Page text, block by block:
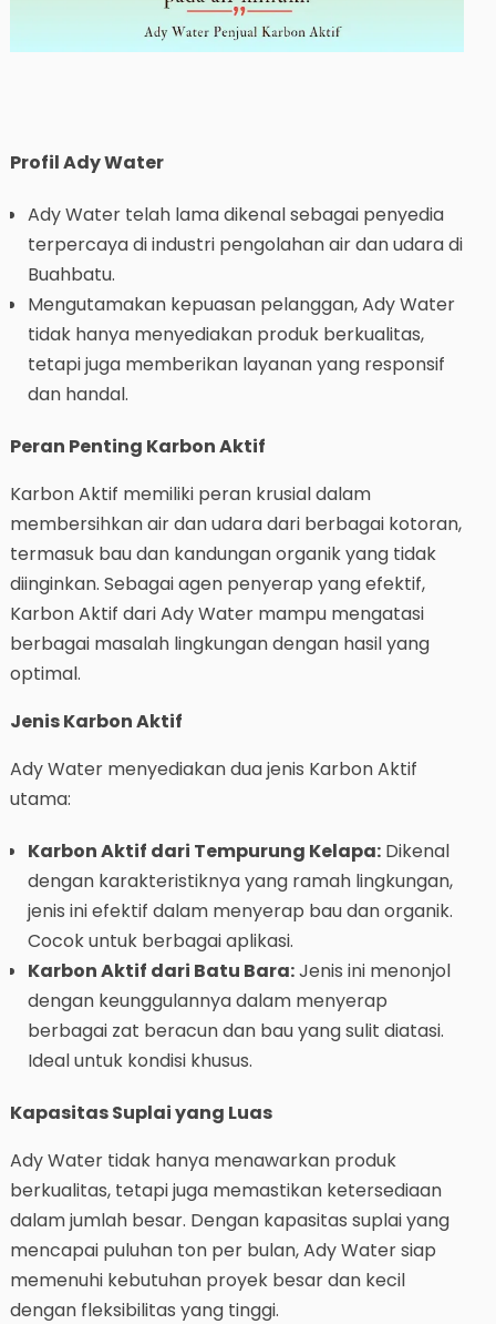
Profil Ady Water
Ady Water telah lama dikenal sebagai penyedia
terpercaya di industri pengolahan air dan udara di
Buahbatu.
Mengutamakan kepuasan pelanggan, Ady Water
tidak hanya menyediakan produk berkualitas,
tetapi juga memberikan layanan yang responsif
dan handal.
Peran Penting Karbon Aktif
Karbon Aktif memiliki peran krusial dalam
membersihkan air dan udara dari berbagai kotoran,
termasuk bau dan kandungan organik yang tidak
diinginkan. Sebagai agen penyerap yang efektif,
Karbon Aktif dari Ady Water mampu mengatasi
berbagai masalah lingkungan dengan hasil yang
optimal.
Jenis Karbon Aktif
Ady Water menyediakan dua jenis Karbon Aktif
utama:
Karbon Aktif dari Tempurung Kelapa:Dikenal
dengan karakteristiknya yang ramah lingkungan,
jenis ini efektif dalam menyerap bau dan organik.
Cocok untuk berbagai aplikasi.
Karbon Aktif dari Batu Bara:Jenis ini menonjol
dengan keunggulannya dalam menyerap
berbagai zat beracun dan bau yang sulit diatasi.
Ideal untuk kondisi khusus.
Kapasitas Suplai yang Luas
Ady Water tidak hanya menawarkan produk
berkualitas, tetapi juga memastikan ketersediaan
dalam jumlah besar. Dengan kapasitas suplai yang
mencapai puluhan ton per bulan, Ady Water siap
memenuhi kebutuhan proyek besar dan kecil
dengan fleksibilitas yang tinggi.